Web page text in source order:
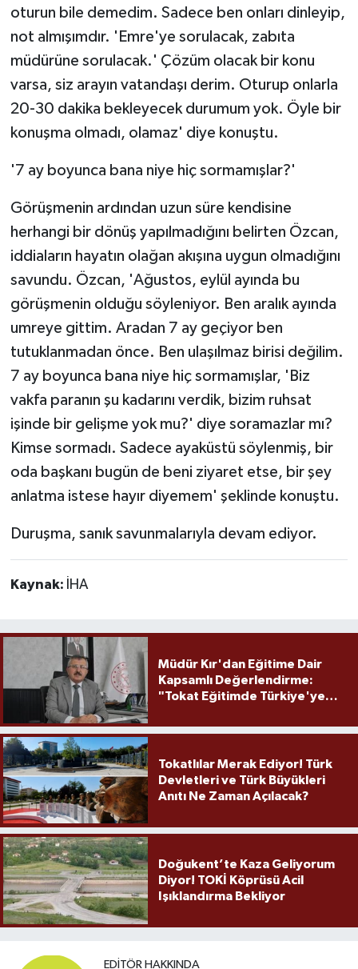
oturun bile demedim. Sadece ben onları dinleyip,
not almışımdır. 'Emre'ye sorulacak, zabıta
müdürüne sorulacak.' Çözüm olacak bir konu
varsa, siz arayın vatandaşı derim. Oturup onlarla
20-30 dakika bekleyecek durumum yok. Öyle bir
konuşma olmadı, olamaz' diye konuştu.
'7 ay boyunca bana niye hiç sormamışlar?'
Görüşmenin ardından uzun süre kendisine
herhangi bir dönüş yapılmadığını belirten Özcan,
iddiaların hayatın olağan akışına uygun olmadığını
savundu. Özcan, 'Ağustos, eylül ayında bu
görüşmenin olduğu söyleniyor. Ben aralık ayında
umreye gittim. Aradan 7 ay geçiyor ben
tutuklanmadan önce. Ben ulaşılmaz birisi değilim.
7 ay boyunca bana niye hiç sormamışlar, 'Biz
vakfa paranın şu kadarını verdik, bizim ruhsat
işinde bir gelişme yok mu?' diye soramazlar mı?
Kimse sormadı. Sadece ayaküstü söylenmiş, bir
oda başkanı bugün de beni ziyaret etse, bir şey
anlatma istese hayır diyemem' şeklinde konuştu.
Duruşma, sanık savunmalarıyla devam ediyor.
Kaynak: İHA
Müdür Kır'dan Eğitime Dair
Kapsamlı Değerlendirme:
"Tokat Eğitimde Türkiye'ye
Tokatlılar Merak Ediyor! Türk
Devletleri ve Türk Büyükleri
Anıtı Ne Zaman Açılacak?
Doğukent’te Kaza Geliyorum
Diyor! TOKİ Köprüsü Acil
Işıklandırma Bekliyor
EDITÖR HAKKINDA